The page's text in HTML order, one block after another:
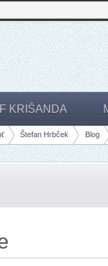
KRIŠANDA
Štefan Hrbček Blog